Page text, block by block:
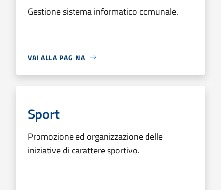
Gestione sistema informatico comunale.
VAI ALLA PAGINA
Sport
Promozione ed organizzazione delle
iniziative di carattere sportivo.